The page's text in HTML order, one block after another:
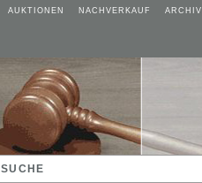
AUKTIONEN NACHVERKAUF ARCHIV
SUCHE